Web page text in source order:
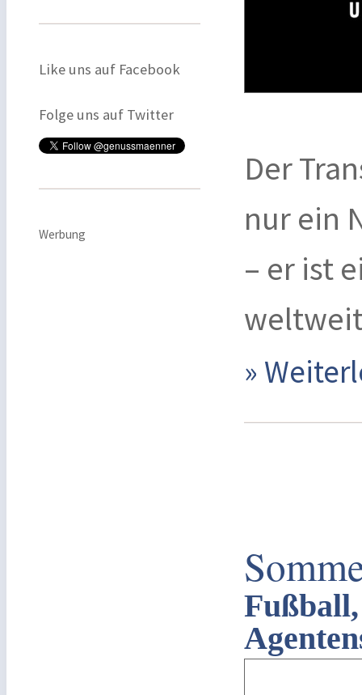
Like uns auf Facebook
Folge uns auf Twitter
Werbung
Der
nur ein
– er ist
»